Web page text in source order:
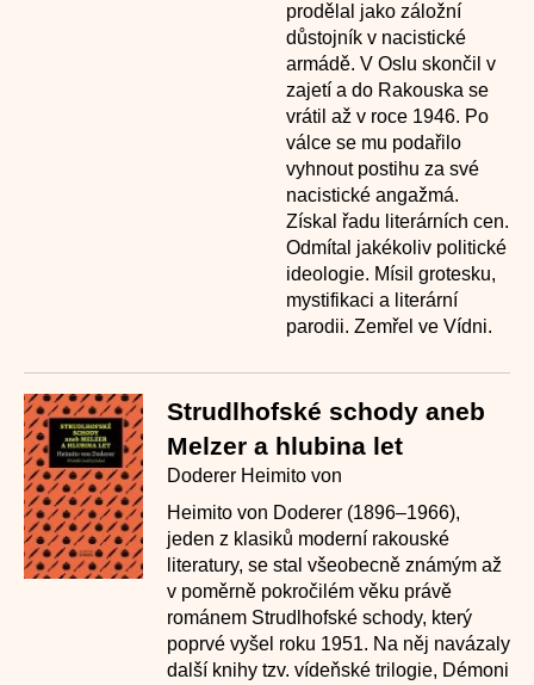
prodělal jako záložní
důstojník v nacistické
armádě. V Oslu skončil v
zajetí a do Rakouska se
vrátil až v roce 1946. Po
válce se mu podařilo
vyhnout postihu za své
nacistické angažmá.
Získal řadu literárních cen.
Odmítal jakékoliv politické
ideologie. Mísil grotesku,
mystifikaci a literární
parodii. Zemřel ve Vídni.
Strudlhofské schody aneb
Melzer a hlubina let
Doderer Heimito von
Heimito von Doderer (1896–1966),
jeden z klasiků moderní rakouské
literatury, se stal všeobecně známým až
v poměrně pokročilém věku právě
románem Strudlhofské schody, který
poprvé vyšel roku 1951. Na něj navázaly
další knihy tzv. vídeňské trilogie, Démoni